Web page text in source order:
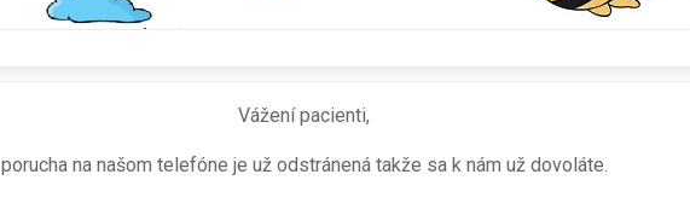
Vážení pacienti,
porucha na našom telefóne je už odstránená takže sa k nám už dovoláte.